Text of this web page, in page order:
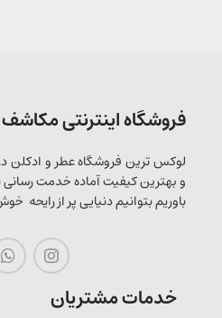
فروشگاه اینترنتی مکاشف
لوکس ترین فروشگاه عطر و ادکلن در
و بهترین کیفیت آماده خدمت رسانی
باوریم بتوانیم دنیایی پر از رایحه
خدمات مشتریان